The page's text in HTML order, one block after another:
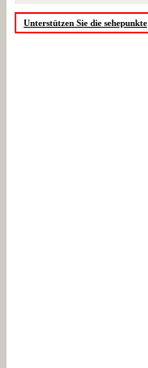
Unterstützen Sie die sehepunkte